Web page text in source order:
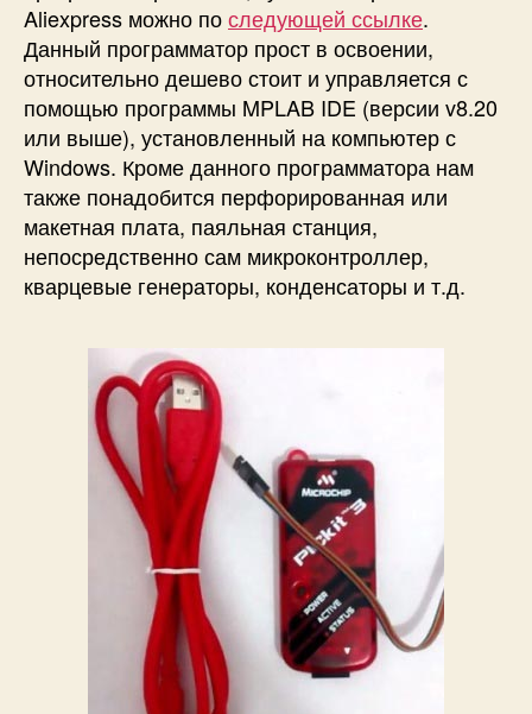
Aliexpress можно последующей ссылке.
Данный программатор прост в освоении,
относительно дешево стоит и управляется с
помощью программы MPLAB IDE (версии v8.20
или выше), установленный на компьютер с
Windows. Кроме данного программатора нам
также понадобится перфорированная или
макетная плата, паяльная станция,
непосредственно сам микроконтроллер,
кварцевые генераторы, конденсаторы и т.д.